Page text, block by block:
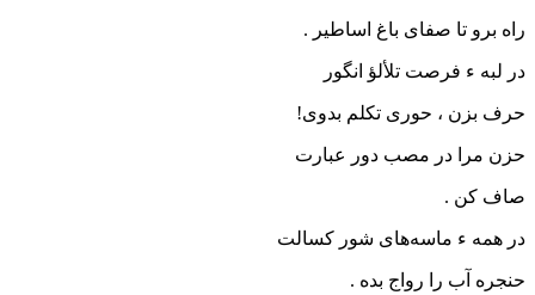
راه برو تا صفای باغ اساطیر .
در لبه ء فرصت تلألؤ انگور
حرف بزن ، حوری تکلم بدوی!
حزن مرا در مصب دور عبارت
صاف کن .
در همه ء ماسه‌های شور کسالت
حنجره آب را رواج بده .